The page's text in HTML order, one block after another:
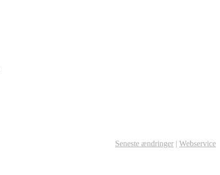
Seneste ændringer | Webservice